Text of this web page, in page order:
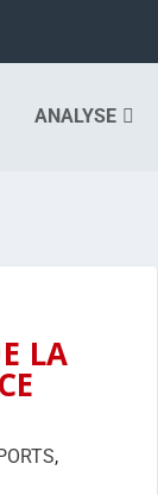
ANALYSE
LA
,